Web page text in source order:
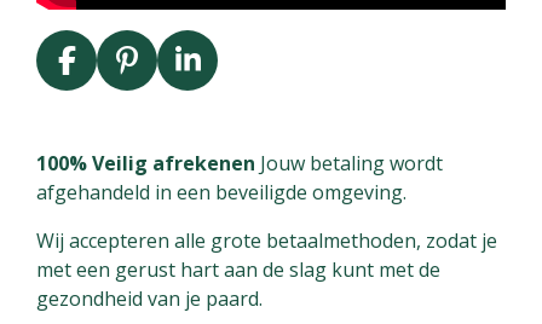
F
a
e
b
o
k
P
i
t
e
e
s
t
L
i
k
e
I
n
100% Veilig afrekenen Jouw betaling wordt
afgehandeld in een beveiligde omgeving.
Wij accepteren alle grote betaalmethoden, zodat je
met een gerust hart aan de slag kunt met de
gezondheid van je paard.